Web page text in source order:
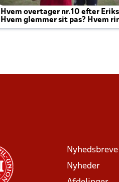
Hvem overtager nr.10 efter
Hvem glemmer sit pas? Hvem
Joachim altid til efter kampe?
Nyhedsbreve
Nyheder